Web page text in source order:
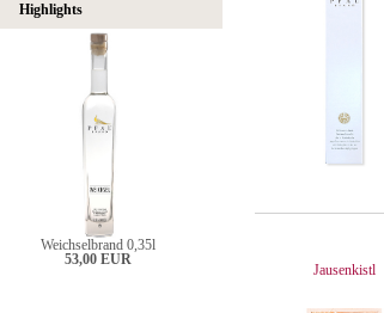
Highlights
Weichselbrand 0,35l
53,00 EUR
Jausenkistl